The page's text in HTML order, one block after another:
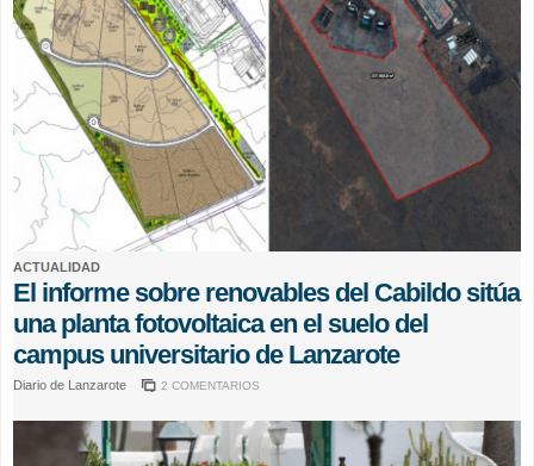
ACTUALIDAD
El informe sobre renovables del Cabildo sitúa
una planta fotovoltaica en el suelo del
campus universitario de Lanzarote
Diario de Lanzarote 2 COMENTARIOS